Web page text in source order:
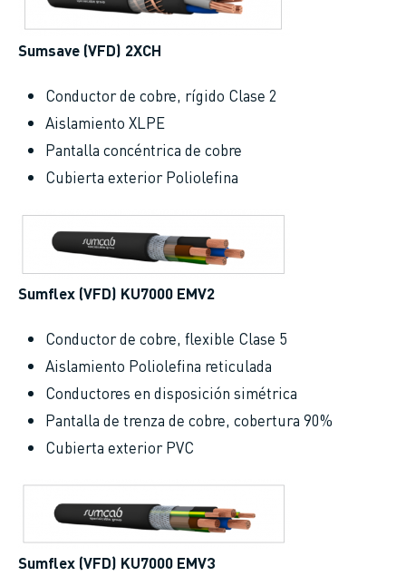
Sumsave (VFD) 2XCH
Conductor de cobre, rígido Clase 2
Aislamiento XLPE
Pantalla concéntrica de cobre
Cubierta exterior Poliolefina
Sumflex (VFD) KU7000 EMV2
Conductor de cobre, flexible Clase 5
Aislamiento Poliolefina reticulada
Conductores en disposición simétrica
Pantalla de trenza de cobre, cobertura 90%
Cubierta exterior PVC
Sumflex (VFD) KU7000 EMV3